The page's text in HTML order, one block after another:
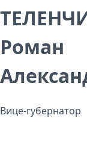
Роман
Вице-губернатор